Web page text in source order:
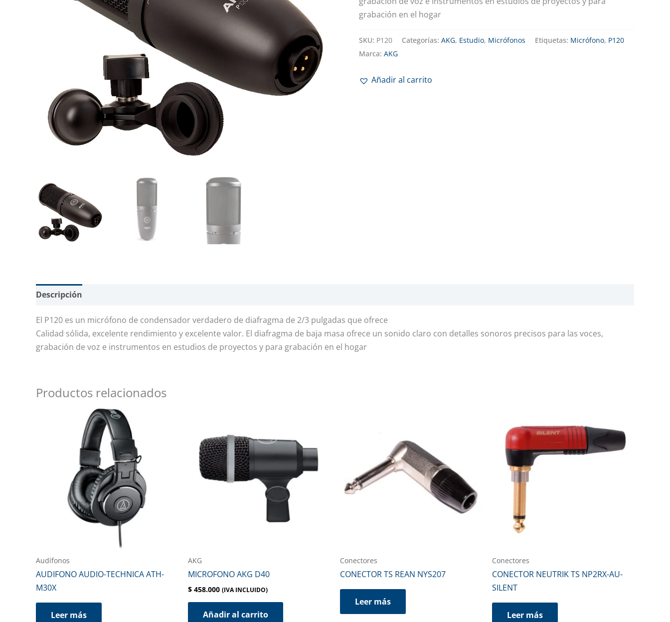
grabación en el hogar
SKU: P120 Categorías: AKG, Estudio, Micrófonos Etiquetas: Micrófono, P120
Marca: AKG
Añadir al carrito
Descripción
El P120 es un micrófono de condensador verdadero de diafragma de 2/3 pulgadas que ofrece
Calidad sólida, excelente rendimiento y excelente valor. El diafragma de baja masa ofrece un sonido claro con detalles sonoros precisos para las voces,
grabación de voz e instrumentos en estudios de proyectos y para grabación en el hogar
Productos relacionados
Audífonos
AUDIFONO AUDIO-TECHNICA ATH-
M30X
Leer más
AKG
MICROFONO AKG D40
$ 458.000 (IVA INCLUIDO)
Añadir al carrito
Conectores
CONECTOR TS REAN NYS207
Leer más
Conectores
CONECTOR NEUTRIK TS NP2RX-AU-
SILENT
Leer más